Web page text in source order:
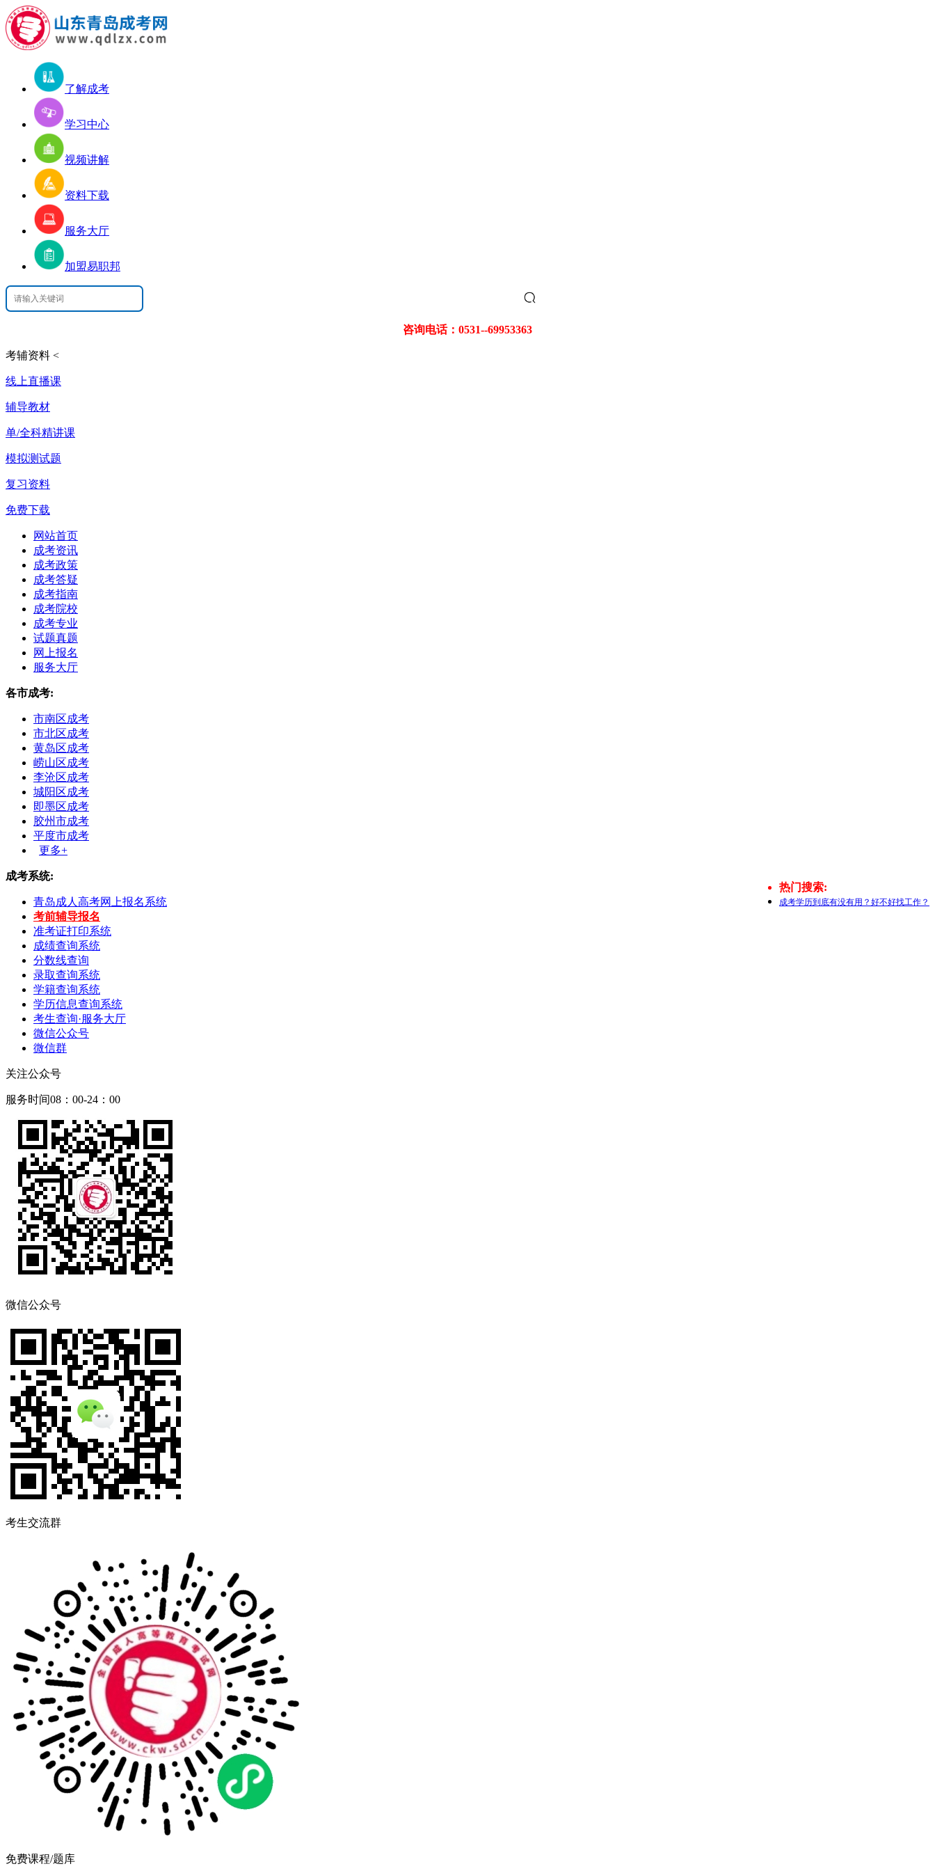
了解成考
学习中心
视频讲解
资料下载
服务大厅
加盟易职邦
咨询电话：0531--69953363
考辅资料 <
线上直播课
辅导教材
单/全科精讲课
模拟测试题
复习资料
免费下载
网站首页
成考资讯
成考政策
成考答疑
成考指南
成考院校
成考专业
试题真题
网上报名
服务大厅
各市成考:
市南区成考
市北区成考
黄岛区成考
崂山区成考
李沧区成考
城阳区成考
即墨区成考
胶州市成考
平度市成考
更多+
热门搜索:
成考学历到底有没有用？好不好找工作？
成考系统:
青岛成人高考网上报名系统
考前辅导报名
准考证打印系统
成绩查询系统
分数线查询
录取查询系统
学籍查询系统
学历信息查询系统
考生查询·服务大厅
微信公众号
微信群
关注公众号
服务时间08：00-24：00
微信公众号
考生交流群
免费课程/题库